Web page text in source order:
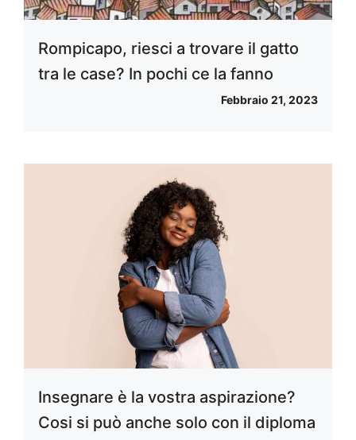
Rompicapo, riesci a trovare il gatto
tra le case? In pochi ce la fanno
Febbraio 21, 2023
Insegnare è la vostra aspirazione?
Cosi si può anche solo con il diploma